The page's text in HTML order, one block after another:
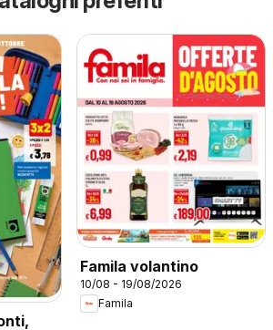
Famila volantino
10/08 - 19/08/2026
Famila